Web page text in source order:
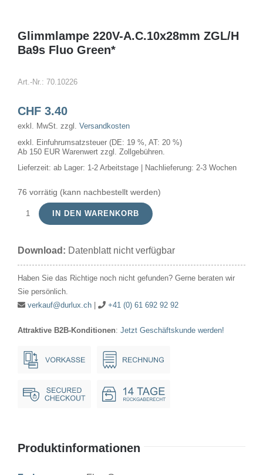
Glimmlampe 220V-A.C.10x28mm ZGL/H
Ba9s Fluo Green*
Art.-Nr.: 70.10226
CHF3.40
exkl. MwSt. zzgl. Versandkosten
exkl. Einfuhrumsatzsteuer (DE: 19 %, AT: 20 %)
Ab 150 EUR Warenwert zzgl. Zollgebühren.
Lieferzeit: ab Lager: 1-2 Arbeitstage | Nachlieferung: 2-3 Wochen
76 vorrätig (kann nachbestellt werden)
Glimmlampe
A.C.10x28mm
Ba9s
Fluo
Menge
IN DEN WARENKORB
Download: Datenblatt nicht verfügbar
Haben Sie das Richtige noch nicht gefunden? Gerne beraten wir
Sie persönlich.
verkauf@durlux.ch| +41 (0) 61 692 92 92
Attraktive B2B-Konditionen: Jetzt Geschäftskunde werden!
Produktinformationen